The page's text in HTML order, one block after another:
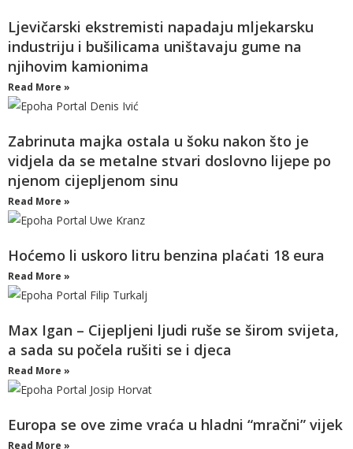
Ljevičarski ekstremisti napadaju mljekarsku
industriju i bušilicama uništavaju gume na
njihovim kamionima
Read More »
Zabrinuta majka ostala u šoku nakon što je
vidjela da se metalne stvari doslovno lijepe po
njenom cijepljenom sinu
Read More »
Hoćemo li uskoro litru benzina plaćati 18 eura
Read More »
Max Igan – Cijepljeni ljudi ruše se širom svijeta,
a sada su počela rušiti se i djeca
Read More »
Europa se ove zime vraća u hladni “mračni” vijek
Read More »